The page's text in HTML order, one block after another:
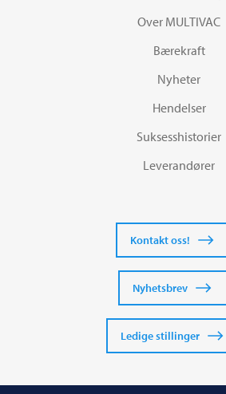
Over MULTIVAC
Bærekraft
Nyheter
Hendelser
Suksesshistorier
Leverandører
Kontakt oss!
Nyhetsbrev
Ledige stillinger